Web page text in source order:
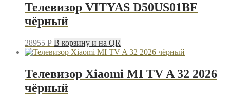
Телевизор VITYAS D50US01BF
чёрный
28955 P В корзину и на QR
Телевизор Xiaomi MI TV A 32 2026
чёрный